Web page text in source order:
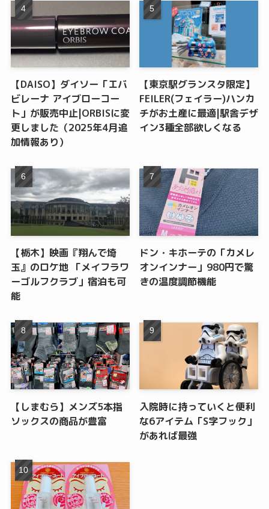
【DAISO】ダイソー「エバ
ビレーナ アイブローコー
ト」が販売中止|ORBISに変
更しました（2025年4月追
加情報あり）
【東京駅グランスタ限定】
FEILER(フェイラー)ハンカ
チがお土産に最適|駅舎デザ
イン3種全部欲しくなる
【栃木】映画『翔んで埼
玉』のロケ地 「メイフラワ
ーゴルフクラブ」宿泊も可
能
ドン・キホーテの「カメレ
オンインナー」980円で驚
きの温度調節機能
【しまむら】メンズ5本指
ソックスの商品が豊富
入院時に持っていくと便利
な6アイテム「S字フック」
があれば最強